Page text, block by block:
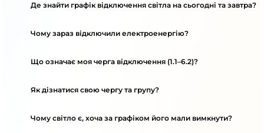
Де знайти графік відключення світла на сьогодні та завтра?
Чому зараз відключили електроенергію?
Що означає моя черга відключення (1.1–6.2)?
Як дізнатися свою чергу та групу?
Чому світло є, хоча за графіком його мали вимкнути?